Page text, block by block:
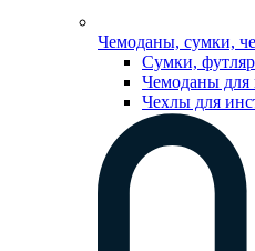
Чемоданы, сумки,
Сумки,
Чемоданы для
Чехлы для